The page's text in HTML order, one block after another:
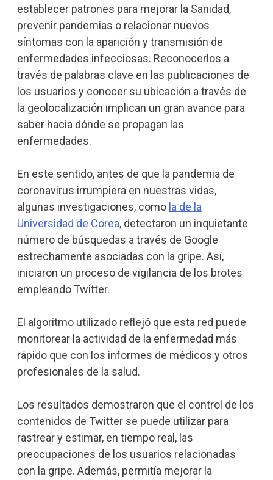
establecer patrones para mejorar la Sanidad,
prevenir pandemias o relacionar nuevos
síntomas con la aparición y transmisión de
enfermedades infecciosas. Reconocerlos a
través de palabras clave en las publicaciones de
los usuarios y conocer su ubicación a través de
la geolocalización implican un gran avance para
saber hacia dónde se propagan las
enfermedades.
En este sentido, antes de que la pandemia de
coronavirus irrumpiera en nuestras vidas,
algunas investigaciones, como la de la
Universidad de Corea, detectaron un inquietante
número de búsquedas a través de Google
estrechamente asociadas con la gripe. Así,
iniciaron un proceso de vigilancia de los brotes
empleando Twitter.
El algoritmo utilizado reflejó que esta red puede
monitorear la actividad de la enfermedad más
rápido que con los informes de médicos y otros
profesionales de la salud.
Los resultados demostraron que el control de los
contenidos de Twitter se puede utilizar para
rastrear y estimar, en tiempo real, las
preocupaciones de los usuarios relacionadas
con la gripe. Además, permitía mejorar la